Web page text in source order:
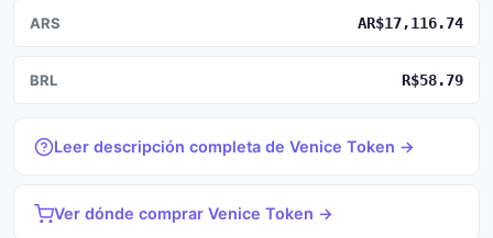
ARS AR$17,116.74
BRL R$58.79
Leer descripción completa de Venice Token →
Ver dónde comprar Venice Token →